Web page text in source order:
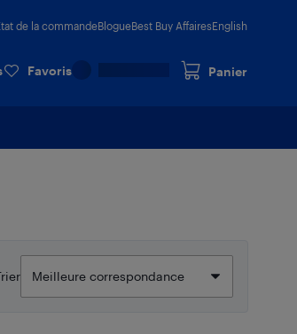
de la commandeBlogueBest Buy AffairesEnglish
Favoris Panier